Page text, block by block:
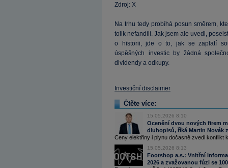
Zdroj: X
Na trhu tedy probíhá posun směrem,
tolik nefandili. Jak jsem ale uvedl,
o historii, jde o to, jak se zaplatí
úspěšných investic by žádná
dividendy a odkupy.
Investiční disclaimer
Čtěte více:
15.05.2026 8:10
Ocenění dvou nových firem
dluhopisů, říká Martin Novák
Ceny elektřiny i plynu dočasně zvedl konflikt
15.05.2026 8:13
Footshop a.s.: Vnitřní
2026 a zvažovanou fúzi se